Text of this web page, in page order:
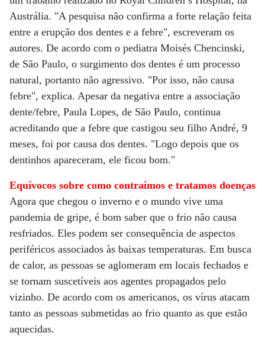
Austrália. "A pesquisa não confirma a forte relação feita
entre a erupção dos dentes e a febre", escreveram os
autores. De acordo com o pediatra Moisés Chencinski,
de São Paulo, o surgimento dos dentes é um processo
natural, portanto não agressivo. "Por isso, não causa
febre", explica. Apesar da negativa entre a associação
dente/febre, Paula Lopes, de São Paulo, continua
acreditando que a febre que castigou seu filho André, 9
meses, foi por causa dos dentes. "Logo depois que os
dentinhos apareceram, ele ficou bom."
Equívocos sobre como contraímos e tratamos doenças
Agora que chegou o inverno e o mundo vive uma
pandemia de gripe, é bom saber que o frio não causa
resfriados. Eles podem ser consequência de aspectos
periféricos associados às baixas temperaturas. Em busca
de calor, as pessoas se aglomeram em locais fechados e
se tornam suscetíveis aos agentes propagados pelo
vizinho. De acordo com os americanos, os vírus atacam
tanto as pessoas submetidas ao frio quanto as que estão
aquecidas.